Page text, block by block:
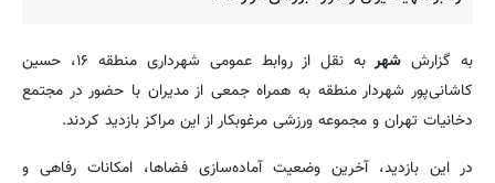
به گزارش شهر
به نقل از روابط عمومی شهرداری منطقه ۱۶، حسین
کاشانی‌پور شهردار منطقه به همراه جمعی از مدیران با حضور در مجتمع
دخانیات تهران و مجموعه ورزشی مرغوبکار از این مراکز بازدید کردند.
در این بازدید، آخرین وضعیت آماده‌سازی فضاها، امکانات رفاهی و